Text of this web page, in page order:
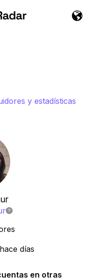
y estadísticas
días
en otras